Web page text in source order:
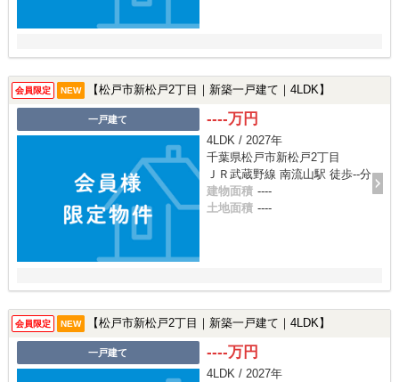
会員限定 NEW 【松戸市新松戸2丁目｜新築一戸建て｜4LDK】
一戸建て ----万円
4LDK / 2027年
千葉県松戸市新松戸2丁目
ＪＲ武蔵野線 南流山駅 徒歩--分
建物面積 ----
土地面積 ----
会員限定 NEW 【松戸市新松戸2丁目｜新築一戸建て｜4LDK】
一戸建て ----万円
4LDK / 2027年